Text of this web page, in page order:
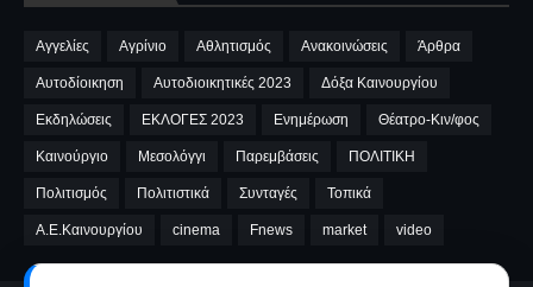
Αγγελίες Αγρίνιο Αθλητισμός Ανακοινώσεις Άρθρα
Αυτοδίοικηση Αυτοδιοικητικές 2023 Δόξα Καινουργίου
Εκδηλώσεις ΕΚΛΟΓΕΣ 2023 Ενημέρωση Θέατρο-Κιν/φος
Καινούργιο Μεσολόγγι Παρεμβάσεις ΠΟΛΙΤΙΚΗ
Πολιτισμός Πολιτιστικά Συνταγές Τοπικά
A.E.Καινουργίου cinema Fnews market video